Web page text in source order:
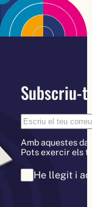
Subscriu-
Amb aquestes
Pots exercir els
He llegit i